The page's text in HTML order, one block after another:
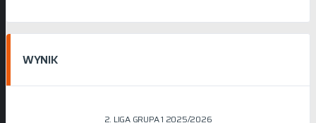
WYNIK
2. LIGA GRUPA 1 2025/2026